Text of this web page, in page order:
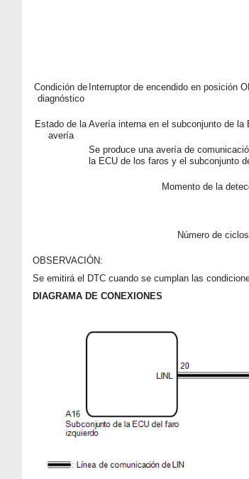
Condición de
diagnóstico
Interruptor de encendido en posición
Estado de la
avería
Avería interna en el subconjunto de la
Se produce una avería de
la ECU de los faros y el subconjunto
Momento de la
Número de ciclos
OBSERVACIÓN:
Se emitirá el DTC cuando se cumplan las
DIAGRAMA DE CONEXIONES